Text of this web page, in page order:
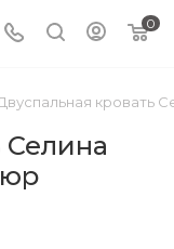
0
кровать
Селина